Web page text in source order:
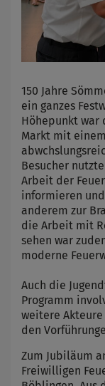
150 Jahre
ein ganzes
Höhepunkt war
Markt mit
Besucher
Arbeit der
informieren
anderem zur
die Arbeit mit
sehen war
moderne
Auch die
Programm
weitere
den
Zum Jubiläum
Freiwilligen